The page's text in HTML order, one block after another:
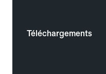
Téléchargements